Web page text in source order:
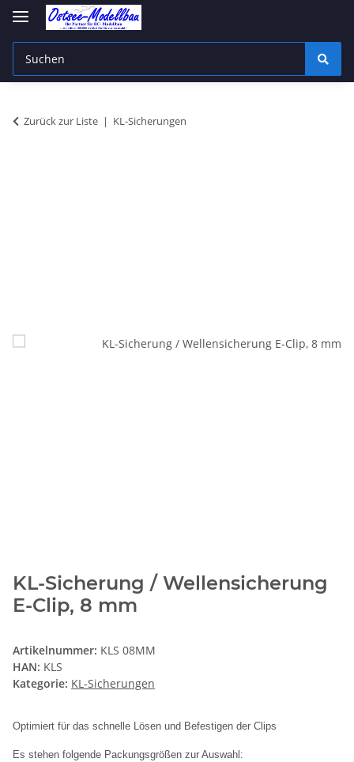
Zurück zur Liste KL-Sicherungen
KL-Sicherung / Wellensicherung
E-Clip, 8 mm
Artikelnummer: KLS 08MM
HAN: KLS
Kategorie: KL-Sicherungen
Optimiert für das schnelle Lösen und Befestigen der Clips
Es stehen folgende Packungsgrößen zur Auswahl: